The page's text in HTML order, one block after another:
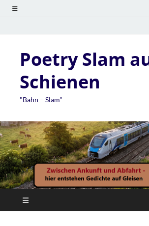
Poetry Slam
Schienen
"Bahn – Slam"